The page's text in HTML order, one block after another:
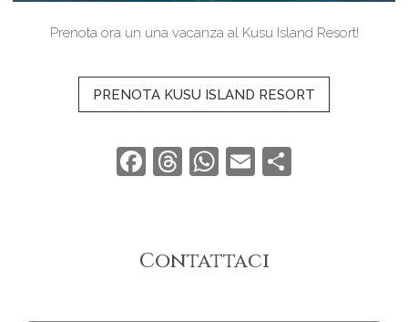
Prenota ora un una vacanza al Kusu Island Resort!
PRENOTA KUSU ISLAND RESORT
Facebook
Threads
WhatsApp
Email
Contattaci